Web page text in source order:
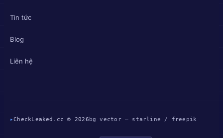
Tin tức
Blog
Liên hệ
▸CheckLeaked.cc © 2026 bg vector — starline / freepik